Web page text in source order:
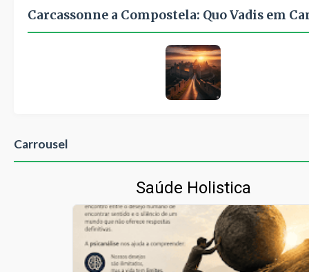
Carcassonne a Compostela: Quo Vadis em
Carrousel